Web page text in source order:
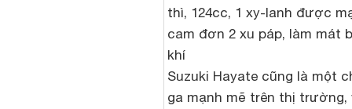
thì, 124cc, 1 xy-lanh được
cam đơn 2 xu páp, làm mát
khí
Suzuki Hayate cũng là một
ga mạnh mẽ trên thị trường,